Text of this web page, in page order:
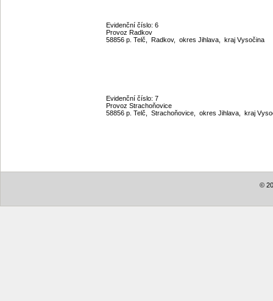
Evidenční číslo: 6
Provoz Radkov
58856 p. Telč, Radkov, okres Jihlava, kraj Vysočina
Evidenční číslo: 7
Provoz Strachoňovice
58856 p. Telč, Strachoňovice, okres Jihlava, kraj
©